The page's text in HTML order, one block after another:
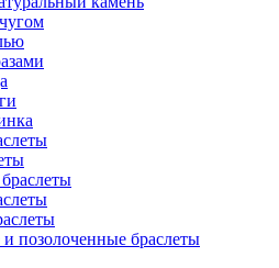
позолоченные браслеты